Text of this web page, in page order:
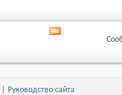
раздела
раздела
Руководство сайта